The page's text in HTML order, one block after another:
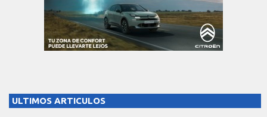
ULTIMOS ARTICULOS